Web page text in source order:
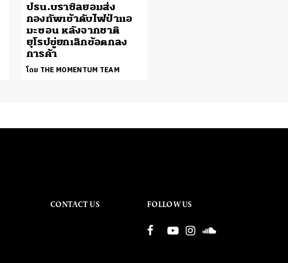
ปธน.บราซิลยอมส่ง
กองทัพเข้าดับไฟป่าแอ
มะซอน หลังจากชาติ
ยุโรปขู่ยกเลิกข้อตกลง
การค้า
โดย THE MOMENTUM TEAM
CONTACT US FOLLOW US